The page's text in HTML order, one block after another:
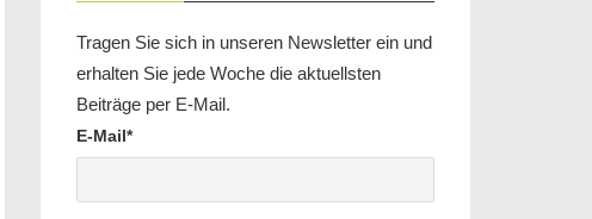
Tragen Sie sich in unseren Newsletter ein und
erhalten Sie jede Woche die aktuellsten
Beiträge per E-Mail.
E-Mail*